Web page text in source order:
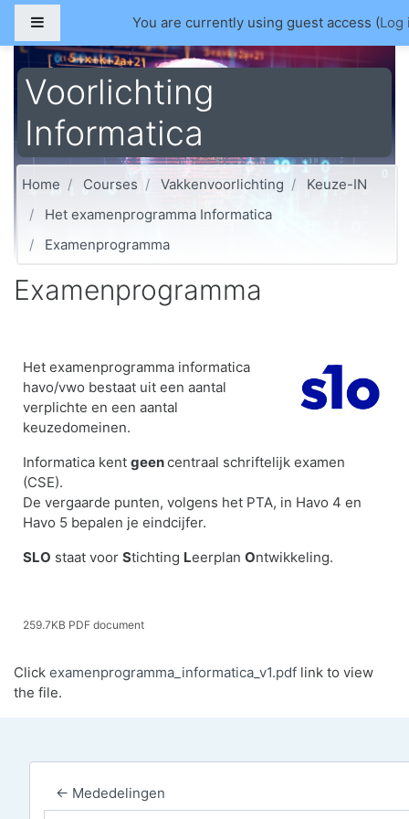
Skip to main content
You are currently using guest access (Log
Voorlichting
Informatica
Home Courses Vakkenvoorlichting
Keuze-IN
Het examenprogramma Informatica
Examenprogramma
Examenprogramma
Het examenprogramma​ informatica
havo/vwo bestaat uit een aantal
verplichte en een aantal
keuzedomeinen.
Informatica kent geencentraal schriftelijk examen
(CSE).
De vergaarde punten, volgens het PTA, in Havo 4 en
Havo 5 bepalen je eindcijfer.
SLO staat voor Stichting Leerplan Ontwikkeling.
259.7KB PDF document
Click examenprogramma_informatica_v1.pdf link to view
the file.
← Mededelingen